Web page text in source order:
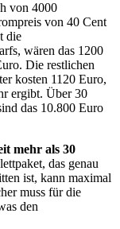
von 4000
von 40 Cent
die
wären das 1200
Die restlichen
kosten 1120 Euro,
ergibt. Über 30
das 10.800 Euro
mehr als 30
das genau
ist, kann maximal
muss für die
den